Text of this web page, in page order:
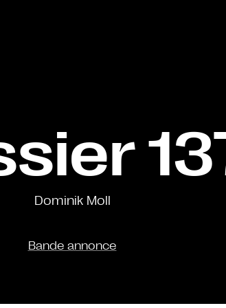
Dominik Moll
Bande annonce